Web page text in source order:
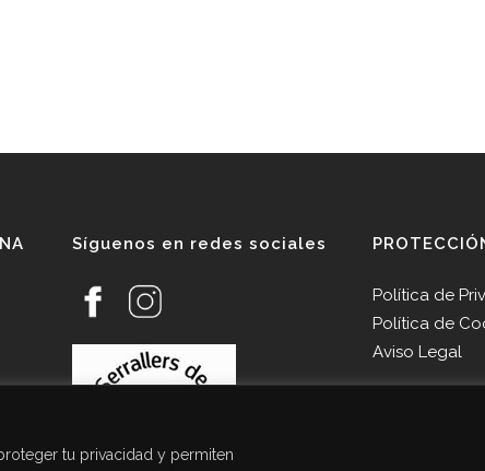
tu privacidad y permiten
Síguenos en redes sociales
Política de
Política de
Aviso Legal